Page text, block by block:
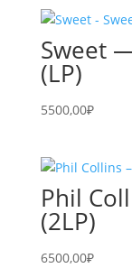
Sweet
(LP)
5500,00₽
Phil
(2LP)
6500,00₽